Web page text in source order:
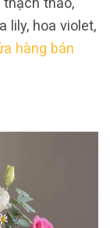
lily, hoa violet,
hàng bán